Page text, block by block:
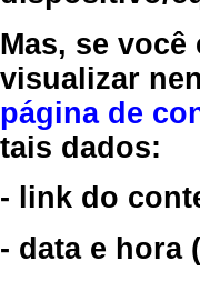
Mas, se
visualizar
página de
tais dados:
- link do
- data e hora